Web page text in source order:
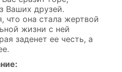
Ваших друзей.
что она стала жертвой
жизни с ней
заденет ее честь, а